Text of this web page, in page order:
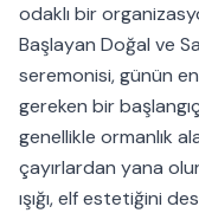
odaklı bir
Başlayan Doğal ve
seremonisi, günün
gereken bir
genellikle ormanlık
çayırlardan yana
ışığı, elf estetiğini